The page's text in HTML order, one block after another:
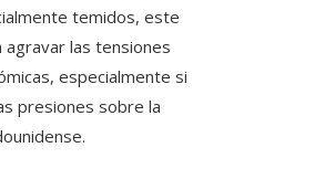
temidos, este
las tensiones
especialmente si
presiones sobre la